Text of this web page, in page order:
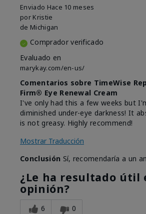
Enviado Hace 10 meses
por Kristie
de Michigan
Comprador verificado
Evaluado en
marykay.com/en-us/
Comentarios sobre TimeWise
Firm® Eye Renewal Cream
I've only had this a few weeks but
diminished under-eye darkness! It
is not greasy. Highly recommend!
Mostrar Traducción
Conclusión Sí, recomendaría a un
¿Le ha resultado útil
opinión?
6 0